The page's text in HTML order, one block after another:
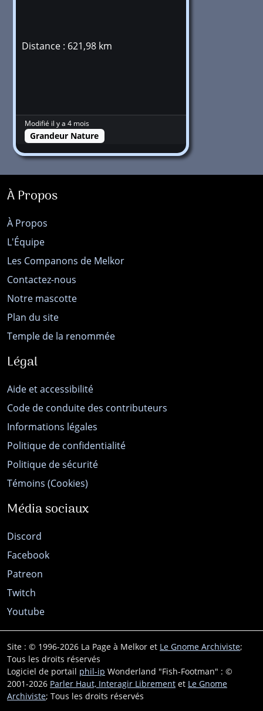
Distance : 621,98 km
Modifié il y a 4 mois
Grandeur Nature
À Propos
À Propos
L'Équipe
Les Companons de Melkor
Contactez-nous
Notre mascotte
Plan du site
Temple de la renommée
Légal
Aide et accessibilité
Code de conduite des contributeurs
Informations légales
Politique de confidentialité
Politique de sécurité
Témoins (Cookies)
Média sociaux
Discord
Facebook
Patreon
Twitch
Youtube
Site : © 1996-2026 La Page à Melkor et Le Gnome Archiviste;
Tous les droits réservés
Logiciel de portail phil-ip Wonderland "Fish-Footman" : ©
2001-2026 Parler Haut, Interagir Librement et Le Gnome
Archiviste; Tous les droits réservés